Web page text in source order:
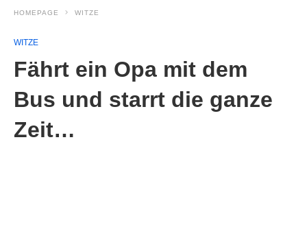
HOMEPAGE WITZE
WITZE
Fährt ein Opa mit dem
Bus und starrt die ganze
Zeit…